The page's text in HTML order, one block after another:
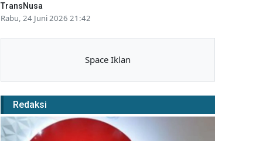
TransNusa
Rabu, 24 Juni 2026 21:42
Space Iklan
Redaksi